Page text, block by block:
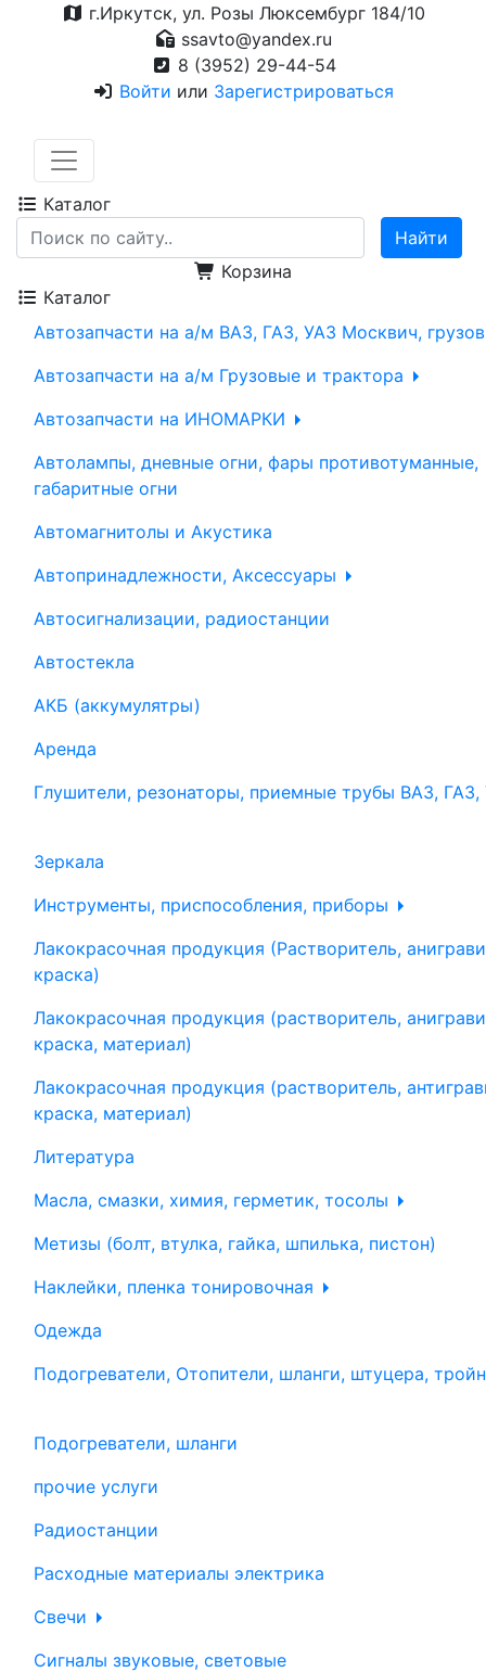
г.Иркутск, ул. Розы Люксембург 184/10
ssavto@yandex.ru
8 (3952) 29-44-54
Войти или Зарегистрироваться
Каталог
Корзина
Каталог
Автозапчасти на а/м ВАЗ, ГАЗ, УАЗ Москвич,
Автозапчасти на а/м Грузовые и трактора
Автозапчасти на ИНОМАРКИ
Автолампы, дневные огни, фары противотуманные,
габаритные огни
Автомагнитолы и Акустика
Автопринадлежности, Аксессуары
Автосигнализации, радиостанции
Автостекла
АКБ (аккумулятры)
Аренда
Глушители, резонаторы, приемные трубы ВАЗ, ГАЗ,
Зеркала
Инструменты, приспособления, приборы
Лакокрасочная продукция (Растворитель,
краска)
Лакокрасочная продукция (растворитель,
краска, материал)
Лакокрасочная продукция (растворитель,
краска, материал)
Литература
Масла, смазки, химия, герметик, тосолы
Метизы (болт, втулка, гайка, шпилька, пистон)
Наклейки, пленка тонировочная
Одежда
Подогреватели, Отопители, шланги, штуцера,
Подогреватели, шланги
прочие услуги
Радиостанции
Расходные материалы электрика
Свечи
Сигналы звуковые, световые